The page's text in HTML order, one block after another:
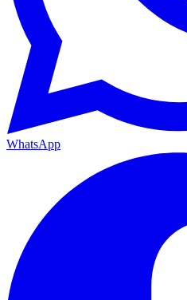
WhatsApp